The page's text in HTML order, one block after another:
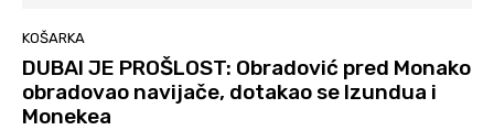
KOŠARKA
DUBAI JE PROŠLOST: Obradović pred Monako
obradovao navijače, dotakao se Izundua i
Monekea